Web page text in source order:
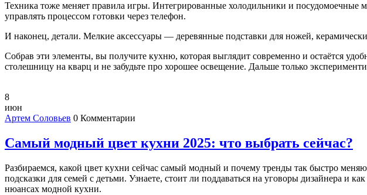
Техника тоже меняет правила игры. Интегрированные холодильники и
управлять процессом готовки через телефон.
И наконец, детали. Мелкие аксессуары — деревянные подставки для ножей,
Собрав эти элементы, вы получите кухню, которая выглядит современно и остаётся
столешницу на кварц и не забудьте про хорошее освещение. Дальше только
8
июн
Артем Соловьев 0 Комментарии
Самый модный цвет кухни 2025: что выбрать сейчас?
Разбираемся, какой цвет кухни сейчас самый модный и почему тренды так быстро
подсказки для семей с детьми. Узнаете, стоит ли поддаваться на уговоры дизайнера и
нюансах модной кухни.